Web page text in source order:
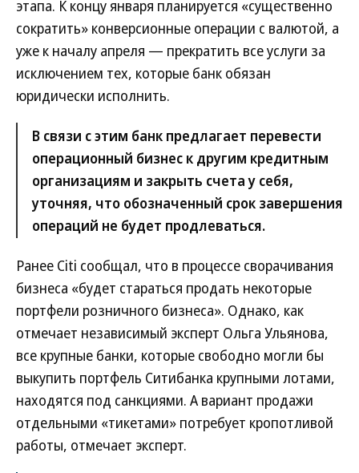
этапа. К концу января планируется «существенно
сократить» конверсионные операции с валютой, а
уже к началу апреля — прекратить все услуги за
исключением тех, которые банк обязан
юридически исполнить.
В связи с этим банк предлагает перевести
операционный бизнес к другим кредитным
организациям и закрыть счета у себя,
уточняя, что обозначенный срок завершения
операций не будет продлеваться.
Ранее Citi сообщал, что в процессе сворачивания
бизнеса «будет стараться продать некоторые
портфели розничного бизнеса». Однако, как
отмечает независимый эксперт Ольга Ульянова,
все крупные банки, которые свободно могли бы
выкупить портфель Ситибанка крупными лотами,
находятся под санкциями. А вариант продажи
отдельными «тикетами» потребует кропотливой
работы, отмечает эксперт.